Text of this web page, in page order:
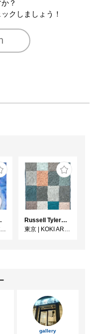
？
クしましょう！
きいろ）
Russell Tyler From the Shore（海辺から）
東京 | KOKI ARTS
gallery